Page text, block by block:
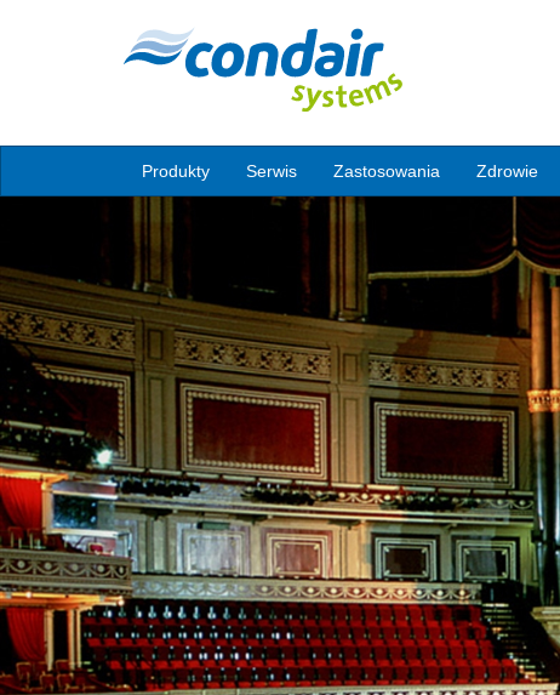
Produkty Serwis Zastosowania Zdrowie